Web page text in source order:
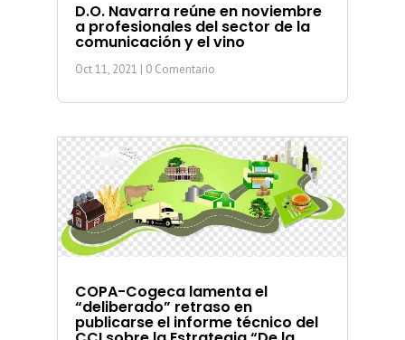
D.O. Navarra reúne en noviembre
a profesionales del sector de la
comunicación y el vino
Oct 11, 2021 | 0 Comentario
COPA-Cogeca lamenta el
“deliberado” retraso en
publicarse el informe técnico del